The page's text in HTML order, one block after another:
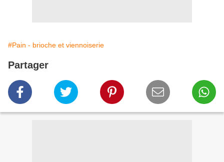
#Pain - brioche et viennoiserie
Partager